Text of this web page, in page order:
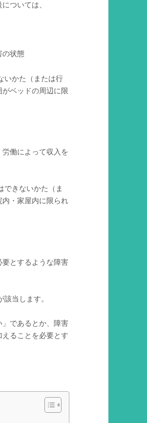
ついては、
の状態
いかた（または行
ベッドの周辺に限
働によって収入を
できないかた（ま
・家屋内に限られ
とするような障害
当します。
であるとか、障害
ることを必要とす